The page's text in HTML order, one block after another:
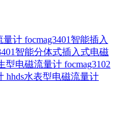
量计 focmag3401智能插入
智能分体式插入式电磁
型电磁流量计 focmag3102
hhds水表型电磁流量计